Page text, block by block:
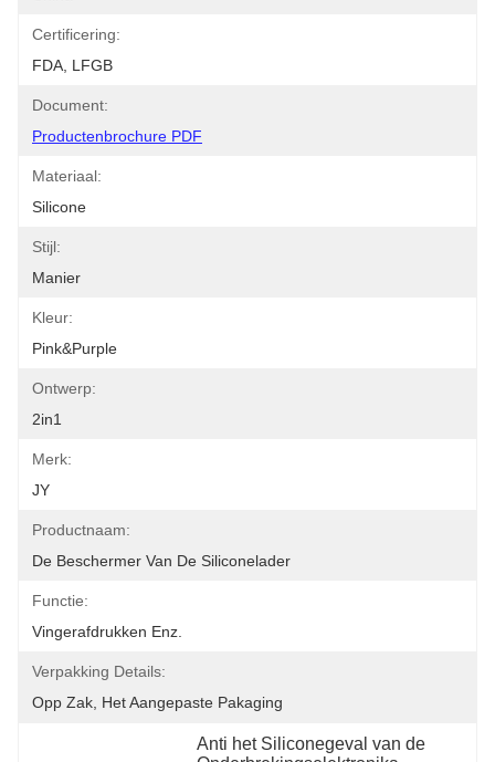
Certificering:
FDA, LFGB
Document:
Productenbrochure PDF
Materiaal:
Silicone
Stijl:
Manier
Kleur:
Pink&purple
Ontwerp:
2in1
Merk:
JY
Productnaam:
De Beschermer Van De Siliconelader
Functie:
Vingerafdrukken Enz.
Verpakking Details:
Opp Zak, Het Aangepaste Pakaging
Anti het Siliconegeval van de